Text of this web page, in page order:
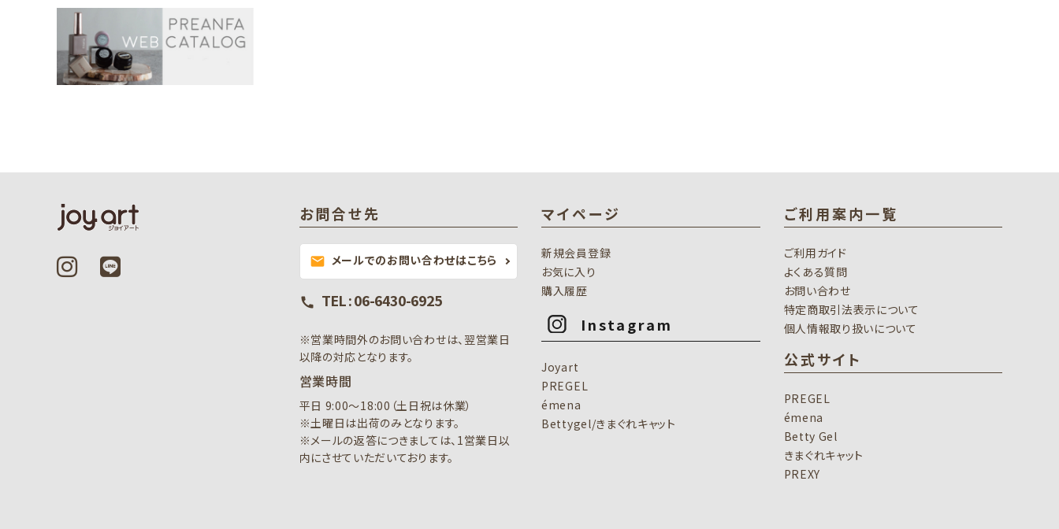
お問合せ先
mail メールでのお問い合わせはこちら
call TEL : 06-6430-6925
※営業時間外のお問い合わせは、翌営業日
以降の対応となります。
営業時間
平日 9:00～18:00（土日祝は休業）
※土曜日は出荷のみとなります。
※メールの返答につきましては、1営業日以
内にさせていただいております。
マイページ
新規会員登録
お気に入り
購入履歴
Instagram
Joyart
PREGEL
émena
Bettygel/きまぐれキャット
ご利用案内一覧
ご利用ガイド
よくある質問
お問い合わせ
特定商取引法表示について
個人情報取り扱いについて
公式サイト
PREGEL
émena
Betty Gel
きまぐれキャット
PREXY